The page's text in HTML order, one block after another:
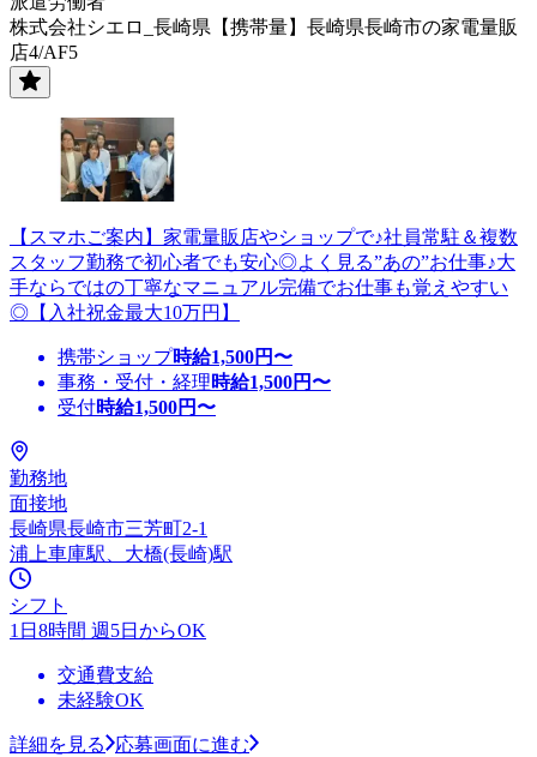
株式会社シエロ_長崎県【携帯量】長崎県長崎市の家電量販
店4/AF5
【スマホご案内】家電量販店やショップで♪社員常駐＆複数
スタッフ勤務で初心者でも安心◎よく見る”あの”お仕事♪大
手ならではの丁寧なマニュアル完備でお仕事も覚えやすい
◎【入社祝金最大10万円】
携帯ショップ時給1,500円〜
事務・受付・経理時給1,500円〜
受付時給1,500円〜
勤務地
面接地
長崎県長崎市三芳町2-1
浦上車庫駅、大橋(長崎)駅
シフト
1日8時間 週5日からOK
交通費支給
未経験OK
詳細を見る
応募画面に進む